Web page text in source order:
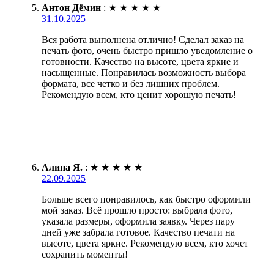
Антон Дёмин : ★ ★ ★ ★ ★
31.10.2025
Вся работа выполнена отлично! Сделал заказ на
печать фото, очень быстро пришло уведомление о
готовности. Качество на высоте, цвета яркие и
насыщенные. Понравилась возможность выбора
формата, все четко и без лишних проблем.
Рекомендую всем, кто ценит хорошую печать!
Алина Я. : ★ ★ ★ ★ ★
22.09.2025
Больше всего понравилось, как быстро оформили
мой заказ. Всё прошло просто: выбрала фото,
указала размеры, оформила заявку. Через пару
дней уже забрала готовое. Качество печати на
высоте, цвета яркие. Рекомендую всем, кто хочет
сохранить моменты!